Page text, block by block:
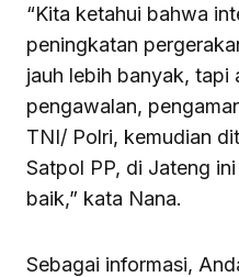
“Kita ketahui bahwa
peningkatan
jauh lebih banyak, tapi
pengawalan,
TNI/ Polri, kemudian
Satpol PP, di Jateng
baik,” kata Nana.
Sebagai informasi,